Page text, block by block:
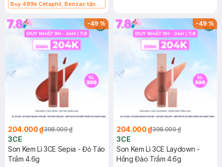
Buy 499k Cetaphil, Benzac tặng
hạn)
-49%
204.000 ₫398.000 ₫
3CE
Son Kem Lì 3CE Sepia - Đỏ Táo
Trầm 4.6g
-49%
204.000 ₫398.000 ₫
3CE
Son Kem Lì 3CE Laydown -
Hồng Đào Trầm 4.6g